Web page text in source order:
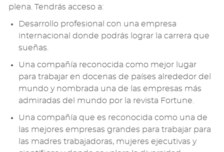
plena. Tendrás acceso a:
Desarrollo profesional con una empresa
internacional donde podrás lograr la carrera que
sueñas.
Una compañía reconocida como mejor lugar
para trabajar en docenas de países alrededor del
mundo y nombrada una de las empresas más
admiradas del mundo por la revista Fortune.
Una compañía que es reconocida como una de
las mejores empresas grandes para trabajar para
las madres trabajadoras, mujeres ejecutivas y